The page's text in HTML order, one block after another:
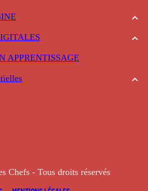
APPRENTISSAGE
Chefs - Tous droits réservés